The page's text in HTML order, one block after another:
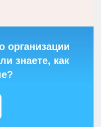
организации
знаете, как